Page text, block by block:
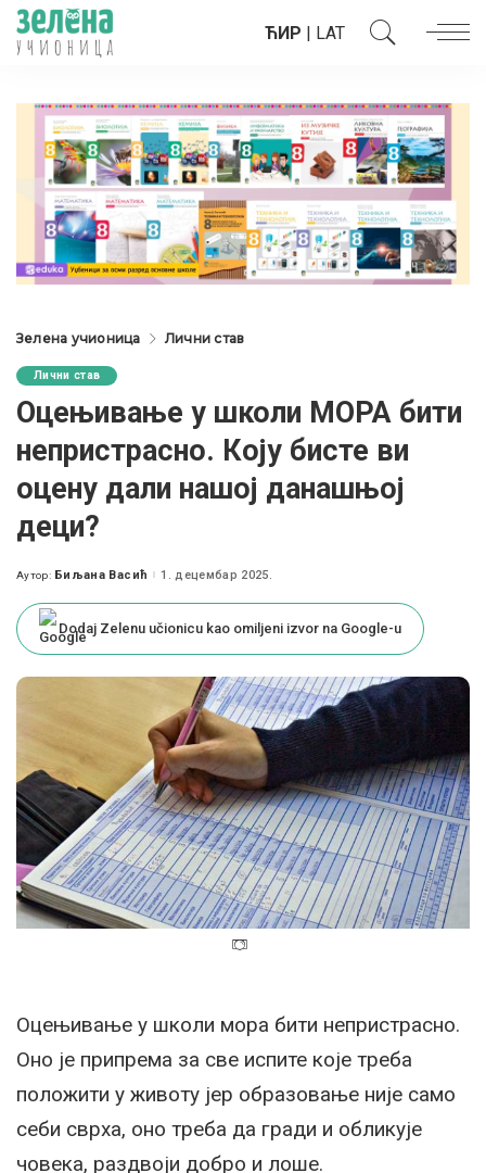
ЋИР | LAT
Зелена учионица Лични став
Лични став
Оцењивање у школи МОРА бити
непристрасно. Коју бисте ви
оцену дали нашој данашњој
деци?
Posted
Аутор: Биљана Васић 1. децембар 2025.
Dodaj Zelenu učionicu kao omiljeni izvor na Google-u
Оцењивање у школи мора бити непристрасно.
Оно је припрема за све испите које треба
положити у животу јер образовање није само
себи сврха, оно треба да гради и обликује
човека, раздвоји добро и лоше.